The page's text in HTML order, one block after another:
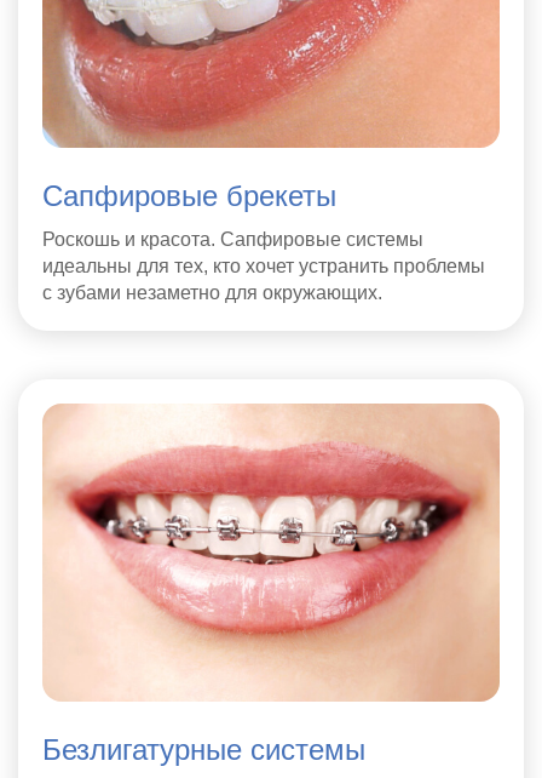
Сапфировые брекеты
Роскошь и красота. Сапфировые системы
идеальны для тех, кто хочет устранить проблемы
с зубами незаметно для окружающих.
Безлигатурные системы